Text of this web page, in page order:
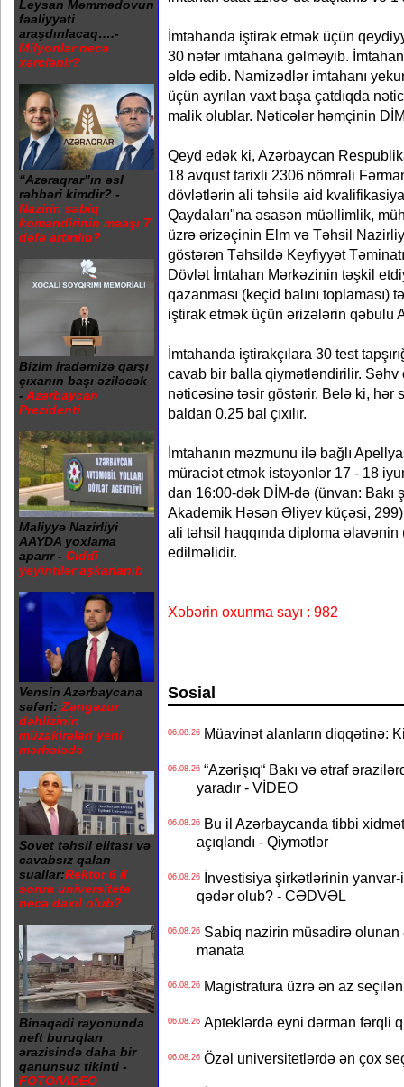
Leysan Məmmədovun
fəaliyyəti
araşdırılacaq….-
Milyonlar necə
xərclənir?
“Azəraqrar”ın əsl
rəhbəri kimdir? -
Nazirin sabiq
komandirinin maaşı 7
dəfə artırılıb?
Bizim iradəmizə qarşı
çıxanın başı əziləcək
- Azərbaycan
Prezidenti
Maliyyə Nazirliyi
AAYDA yoxlama
aparır - Ciddi
yeyintilər aşkarlanıb
Vensin Azərbaycana
səfəri: Zəngəzur
dəhlizinin
müzakirələri yeni
mərhələdə
Sovet təhsil elitası və
cavabsız qalan
suallar:Rektor 6 il
sonra universitetə
necə daxil olub?
Binəqədi rayonunda
neft buruqları
ərazisində daha bir
qanunsuz tikinti -
FOTO/VİDEO
İmtahanda iştirak etmək üçün
30 nəfər imtahana gəlməyib.
əldə edib. Namizədlər imtahanı
üçün ayrılan vaxt başa çatdıqda
malik olublar. Nəticələr həmçinin
Qeyd edək ki, Azərbaycan
18 avqust tarixli 2306 nömrəli
dövlətlərin ali təhsilə aid
Qaydaları"na əsasən müəllimlik,
üzrə ərizəçinin Elm və Təhsil
göstərən Təhsildə Keyfiyyət
Dövlət İmtahan Mərkəzinin təşkil
qazanması (keçid balını toplaması)
iştirak etmək üçün ərizələrin qəbulu
İmtahanda iştirakçılara 30 test
cavab bir balla qiymətləndirilir. Səhv
nəticəsinə təsir göstərir. Belə ki, hər
baldan 0.25 bal çıxılır.
İmtahanın məzmunu ilə bağlı
müraciət etmək istəyənlər 17 - 18
dan 16:00-dək DİM-də (ünvan: Bakı
Akademik Həsən Əliyev küçəsi,
ali təhsil haqqında diploma
edilməlidir.
Xəbərin oxunma sayı : 982
Sosial
06.08.26Müavinət alanların diqqətinə:
06.08.26“Azərişıq“ Bakı və ətraf
yaradır - VİDEO
06.08.26Bu il Azərbaycanda tibbi
açıqlandı - Qiymətlər
06.08.26İnvestisiya şirkətlərinin yanvar-
qədər olub? - CƏDVƏL
06.08.26Sabiq nazirin müsadirə olunan
manata
06.08.26Magistratura üzrə ən az
06.08.26Apteklərdə eyni dərman fərqli
06.08.26Özəl universitetlərdə ən çox